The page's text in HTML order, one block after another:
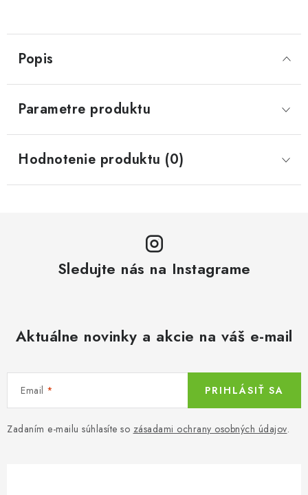
Popis
Parametre produktu
Hodnotenie produktu (0)
Sledujte nás na Instagrame
Aktuálne novinky a akcie na váš e-mail
Email
Zadaním e-mailu súhlasíte so zásadami ochrany osobných údajov.
PRIHLÁSIŤ SA